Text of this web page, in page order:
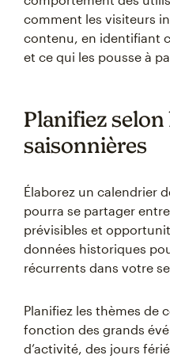
comment les visiteurs
contenu, en identifiant
et ce qui les pousse à
Planifiez
saisonnières
Élaborez un calendrier
pourra se partager entre
prévisibles et
données historiques
récurrents dans votre
Planifiez les thèmes de
fonction des grands
d’activité, des jours